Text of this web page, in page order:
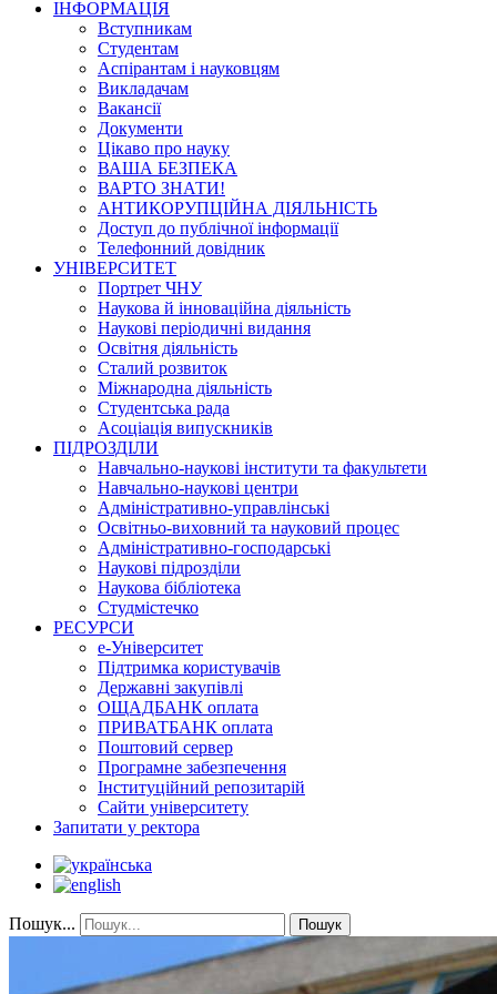
ІНФОРМАЦІЯ
Вступникам
Студентам
Аспірантам і науковцям
Викладачам
Вакансії
Документи
Цікаво про науку
ВАША БЕЗПЕКА
ВАРТО ЗНАТИ!
АНТИКОРУПЦІЙНА ДІЯЛЬНІСТЬ
Доступ до публічної інформації
Телефонний довідник
УНІВЕРСИТЕТ
Портрет ЧНУ
Наукова й інноваційна діяльність
Наукові періодичні видання
Освітня діяльність
Сталий розвиток
Міжнародна діяльність
Студентська рада
Асоціація випускників
ПІДРОЗДІЛИ
Навчально-наукові інститути та факультети
Навчально-наукові центри
Адміністративно-управлінські
Освітньо-виховний та науковий процес
Адміністративно-господарські
Наукові підрозділи
Наукова бібліотека
Студмістечко
РЕСУРСИ
е-Університет
Підтримка користувачів
Державні закупівлі
ОЩАДБАНК оплата
ПРИВАТБАНК оплата
Поштовий сервер
Програмне забезпечення
Інституційний репозитарій
Сайти університету
Запитати у ректора
Пошук... Пошук